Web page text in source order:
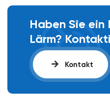
Haben Sie ein
Lärm?
Kontakt